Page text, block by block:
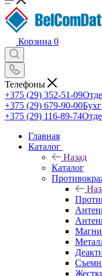
Корзина 0
Телефоны
+375 (29) 352-51-09
+375 (29) 679-90-00
+375 (29) 116-89-74
Главная
Каталог
Назад
Каталог